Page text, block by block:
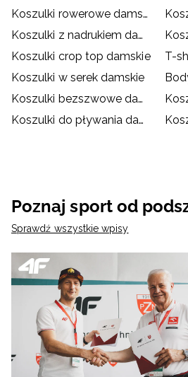
Koszulki rowerowe damskie
Koszulki z nadrukiem damskie
Koszulki crop top damskie
T-
Koszulki w serek damskie
Koszulki bezszwowe damskie
Koszulki do pływania damskie
Poznaj sport od
Sprawdź wszystkie wpisy